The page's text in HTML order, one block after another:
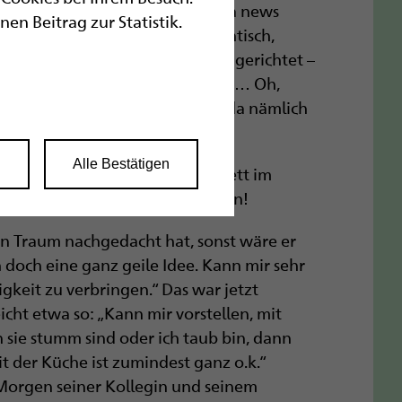
hat in den blista news
sitzen da immer am Küchentisch,
vor sich, der Blick gen Schloss gerichtet –
dass wäre perfekt für ihn … Oh,
die Küchentür. Wir haben da nämlich
W kurz darauf in seinem Bett im
urlaubsreif, aber so was von!
Traum nachgedacht hat, sonst wäre er
eine ganz geile Idee. Kann mir sehr
zu verbringen.“ Das war jetzt
etwa so: „Kann mir vorstellen, mit
stumm sind oder ich taub bin, dann
der Küche ist zumindest ganz o.k.“
seiner Kollegin und seinem
Beitrag zur Statistik.
Alle Bestätigen